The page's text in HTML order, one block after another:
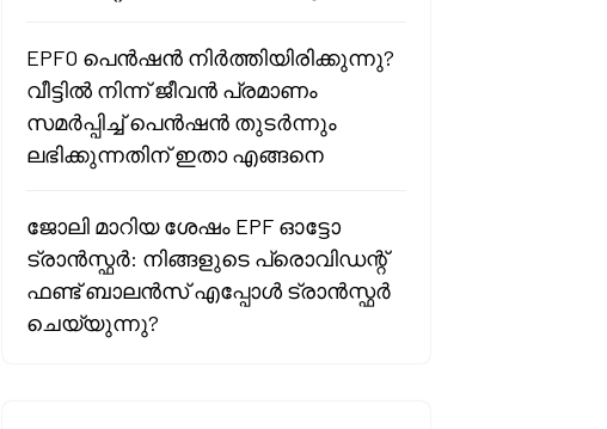
EPFO പെൻഷൻ നിർത്തിയിരിക്കുന്നു?
വീട്ടിൽ നിന്ന് ജീവൻ പ്രമാണം
സമർപ്പിച്ച് പെൻഷൻ തുടർന്നും
ലഭിക്കുന്നതിന് ഇതാ എങ്ങനെ
ജോലി മാറിയ ശേഷം EPF ഓട്ടോ
ട്രാൻസ്ഫർ: നിങ്ങളുടെ പ്രൊവിഡന്റ്
ഫണ്ട് ബാലൻസ് എപ്പോൾ ട്രാൻസ്ഫർ
ചെയ്യുന്നു?